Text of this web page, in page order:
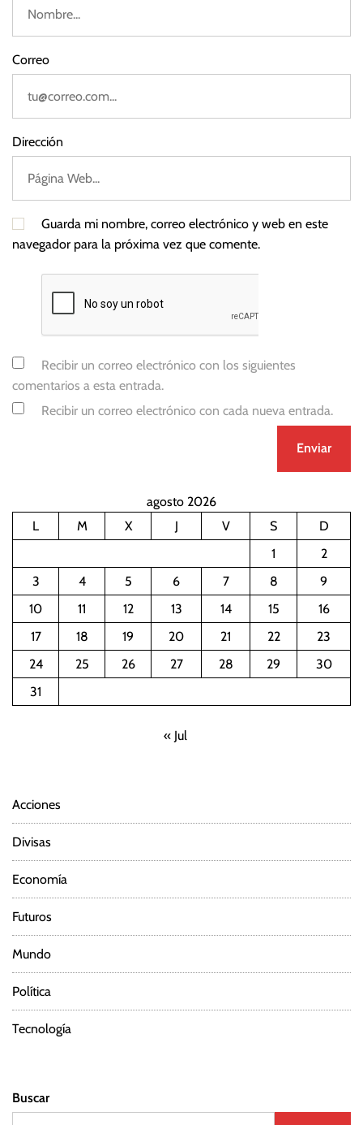
d
e
r
Correo
Dirección
Guarda mi nombre, correo electrónico y web en este
navegador para la próxima vez que comente.
Recibir un correo electrónico con los siguientes
comentarios a esta entrada.
Recibir un correo electrónico con cada nueva entrada.
agosto 2026
L
M X J V S
D
1
2
3
4 5 6 7 8
9
10
11 12 13 14 15
16
17
18 19 20 21 22
23
24
25 26 27 28 29
30
31
« Jul
Acciones
Divisas
Economía
Futuros
Mundo
Política
Tecnología
Buscar